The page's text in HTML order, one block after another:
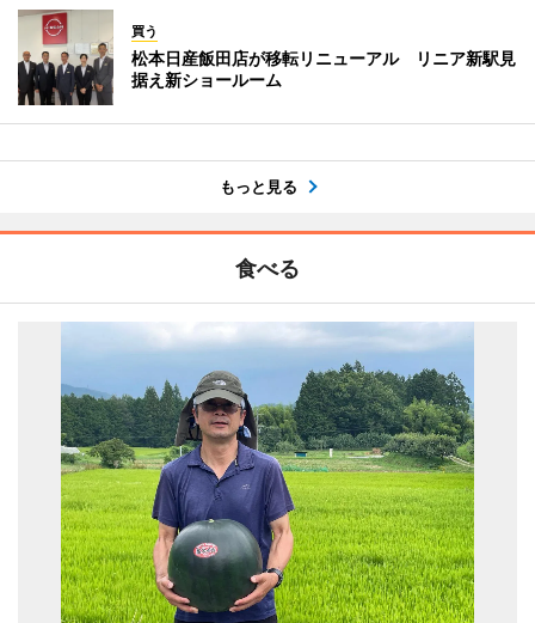
買う
松本日産飯田店が移転リニューアル リニア新駅見
据え新ショールーム
もっと見る
食べる